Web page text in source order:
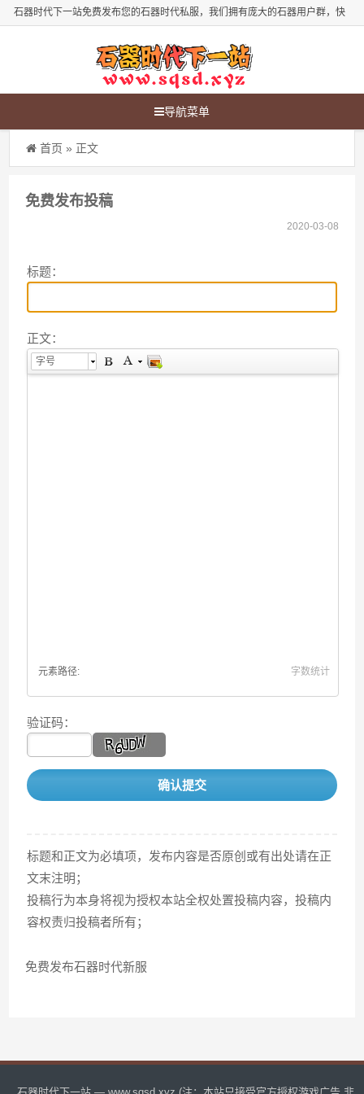
石器时代下一站免费发布您的石器时代私服，我们拥有庞大的石器用户群，快
导航菜单
首页 » 正文
免费发布投稿
2020-03-08
标题：
正文：
字号
元素路径: 字数统计
验证码：
确认提交
标题和正文为必填项，发布内容是否原创或有出处请在正
文末注明；
投稿行为本身将视为授权本站全权处置投稿内容，投稿内
容权责归投稿者所有；
免费发布石器时代新服
石器时代下一站 — www.sqsd.xyz (注：本站只接受官方授权游戏广告,非